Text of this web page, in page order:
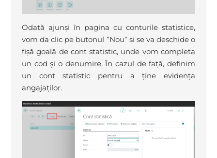
Odată ajunși în pagina cu conturile statistice,
vom da clic pe butonul ”Nou” și se va deschide o
fișă goală de cont statistic, unde vom completa
un cod și o denumire. În cazul de față, definim
un cont statistic pentru a ține evidența
angajaților.